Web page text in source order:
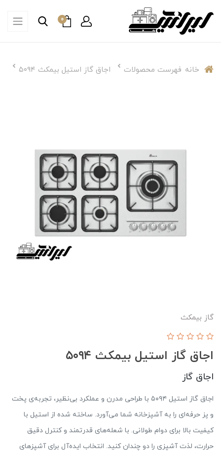
0
خانه فهرست محصولات اجاق گاز استیل بیمکث ۵۰۹۴
گاز بیمکث
اجاق گاز استیل بیمکث ۵۰۹۴
اجاق گاز
اجاق گاز استیل ۵۰۹۴ با طراحی مدرن و عملکرد بی‌نظیر، تجربه‌ی پخت
و پز حرفه‌ای را به آشپزخانه شما می‌آورد. ساخته شده از استیل با
کیفیت بالا برای دوام طولانی. با شعله‌های قدرتمند و کنترل دقیق
حرارت، لذت آشپزی را دو چندان کنید. انتخاب ایده‌آل برای آشپزهای